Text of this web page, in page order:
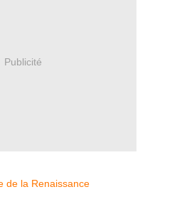
Publicité
de la Renaissance